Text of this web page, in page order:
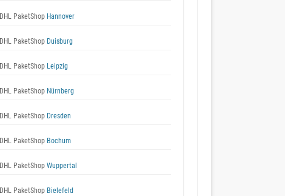
DHL PaketShop Hannover
DHL PaketShop Duisburg
DHL PaketShop Leipzig
DHL PaketShop Nürnberg
DHL PaketShop Dresden
DHL PaketShop Bochum
DHL PaketShop Wuppertal
DHL PaketShop Bielefeld